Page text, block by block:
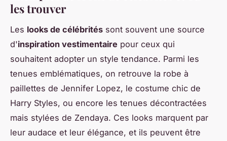
les trouver
Les looks de célébrités sont souvent une source
d'inspiration vestimentaire pour ceux qui
souhaitent adopter un style tendance. Parmi les
tenues emblématiques, on retrouve la robe à
paillettes de Jennifer Lopez, le costume chic de
Harry Styles, ou encore les tenues décontractées
mais stylées de Zendaya. Ces looks marquent par
leur audace et leur élégance, et ils peuvent être